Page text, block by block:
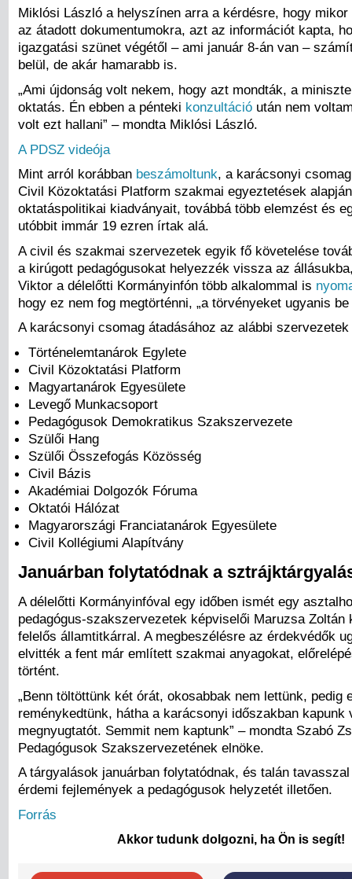
Miklósi László a helyszínen arra a kérdésre, hogy
az átadott dokumentumokra, azt az információt kapta,
igazgatási szünet végétől – ami január 8-án van –
belül, de akár hamarabb is.
„Ami újdonság volt nekem, hogy azt mondták, a
oktatás. Én ebben a pénteki konzultáció után nem
volt ezt hallani” – mondta Miklósi László.
A PDSZ videója
Mint arról korábban beszámoltunk, a karácsonyi
Civil Közoktatási Platform szakmai egyeztetések
oktatáspolitikai kiadványait, továbbá több elemzést és
utóbbit immár 19 ezren írtak alá.
A civil és szakmai szervezetek egyik fő követelése
a kirúgott pedagógusokat helyezzék vissza az
Viktor a délelőtti Kormányinfón több alkalommal is
hogy ez nem fog megtörténni, „a törvényeket ugyanis
A karácsonyi csomag átadásához az alábbi
Történelemtanárok Egylete
Civil Közoktatási Platform
Magyartanárok Egyesülete
Levegő Munkacsoport
Pedagógusok Demokratikus Szakszervezete
Szülői Hang
Szülői Összefogás Közösség
Civil Bázis
Akadémiai Dolgozók Fóruma
Oktatói Hálózat
Magyarországi Franciatanárok Egyesülete
Civil Kollégiumi Alapítvány
Januárban folytatódnak a
A délelőtti Kormányinfóval egy időben ismét egy
pedagógus-szakszervezetek képviselői Maruzsa Zoltán
felelős államtitkárral. A megbeszélésre az érdekvédők
elvitték a fent már említett szakmai anyagokat,
történt.
„Benn töltöttünk két órát, okosabbak nem lettünk, pedig
reménykedtünk, hátha a karácsonyi időszakban kapunk
megnyugtatót. Semmit nem kaptunk” – mondta Szabó
Pedagógusok Szakszervezetének elnöke.
A tárgyalások januárban folytatódnak, és talán
érdemi fejlemények a pedagógusok helyzetét illetően.
Forrás
Akkor tudunk dolgozni, ha Ön is segít!